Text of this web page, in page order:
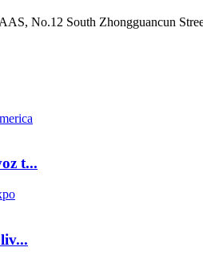
No.12 South Zhongguancun
t...